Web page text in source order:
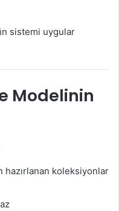
sistemi uygular
Modelinin
hazırlanan koleksiyonlar